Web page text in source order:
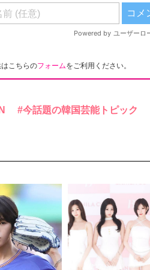
こちらのフォームをご利用ください。
今話題の韓国芸能トピック